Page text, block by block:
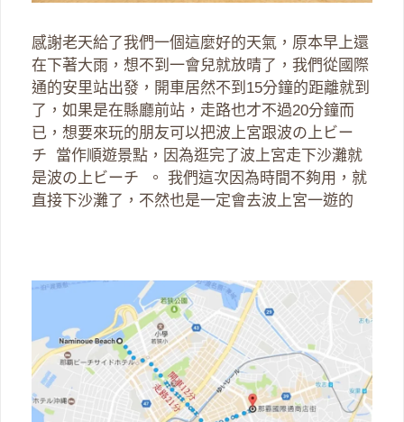
感謝老天給了我們一個這麼好的天氣，原本早上還
在下著大雨，想不到一會兒就放晴了，我們從國際
通的安里站出發，開車居然不到15分鐘的距離就到
了，如果是在縣廳前站，走路也才不過20分鐘而
已，想要來玩的朋友可以把波上宮跟波の上ビー
チ 當作順遊景點，因為逛完了波上宮走下沙灘就
是波の上ビーチ 。 我們這次因為時間不夠用，就
直接下沙灘了，不然也是一定會去波上宮一遊的